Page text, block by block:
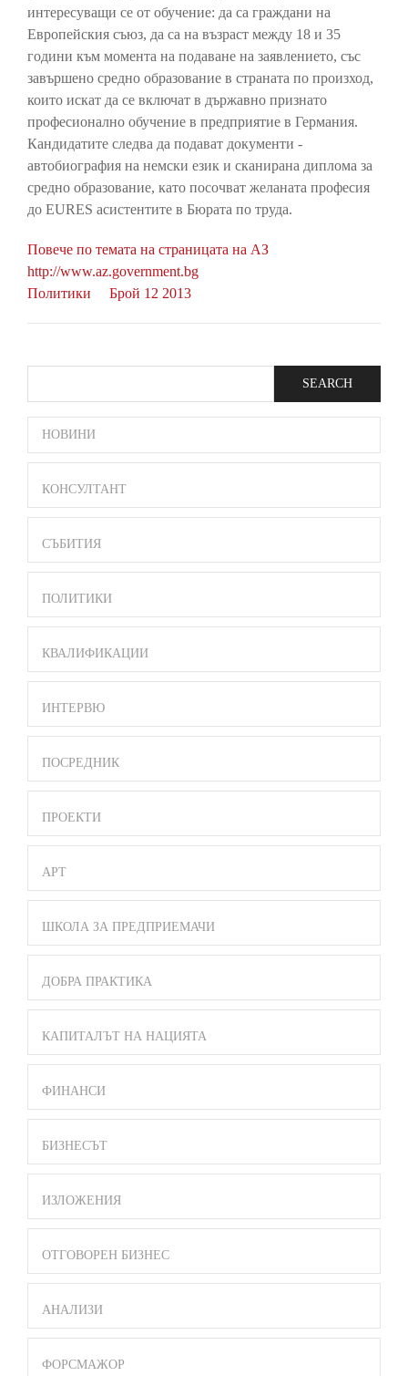
интересуващи се от обучение: да са граждани на
Европейския съюз, да са на възраст между 18 и 35
години към момента на подаване на заявлението, със
завършено средно образование в страната по произход,
които искат да се включат в държавно признато
професионално обучение в предприятие в Германия.
Кандидатите следва да подават документи -
автобиография на немски език и сканирана диплома за
средно образование, като посочват желаната професия
до EURES асистентите в Бюрата по труда.
Повече по темата на страницата на АЗ
http://www.az.government.bg
Политики
Брой 12 2013
SIDE
BAR
MENU
НОВИНИ
КОНСУЛТАНТ
СЪБИТИЯ
ПОЛИТИКИ
КВАЛИФИКАЦИИ
ИНТЕРВЮ
ПОСРЕДНИК
ПРОЕКТИ
АРТ
ШКОЛА ЗА ПРЕДПРИЕМАЧИ
ДОБРА ПРАКТИКА
КАПИТАЛЪТ НА НАЦИЯТА
ФИНАНСИ
БИЗНЕСЪТ
ИЗЛОЖЕНИЯ
ОТГОВОРЕН БИЗНЕС
АНАЛИЗИ
ФОРСМАЖОР